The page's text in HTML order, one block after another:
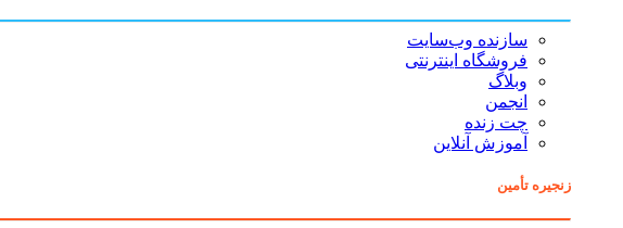
سازنده وب‌سایت
فروشگاه اینترنتی
وبلاگ
انجمن
چت زنده
آموزش آنلاین
زنجیره تأمین